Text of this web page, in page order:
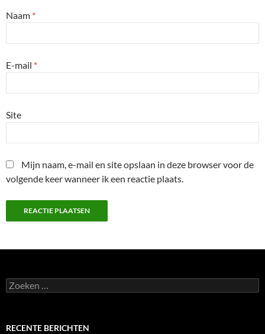
Naam *
E-mail *
Site
Mijn naam, e-mail en site opslaan in deze browser voor de
volgende keer wanneer ik een reactie plaats.
Zoeken
naar:
RECENTE BERICHTEN